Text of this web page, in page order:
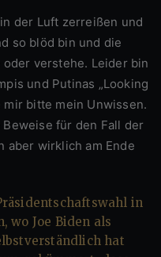
so blöd bin und die
verstehe. Leider bin
und Putinas „Looking
mir bitte mein Unwissen.
für den Fall der
aber wirklich am Ende
in
wo Joe Biden als
hat